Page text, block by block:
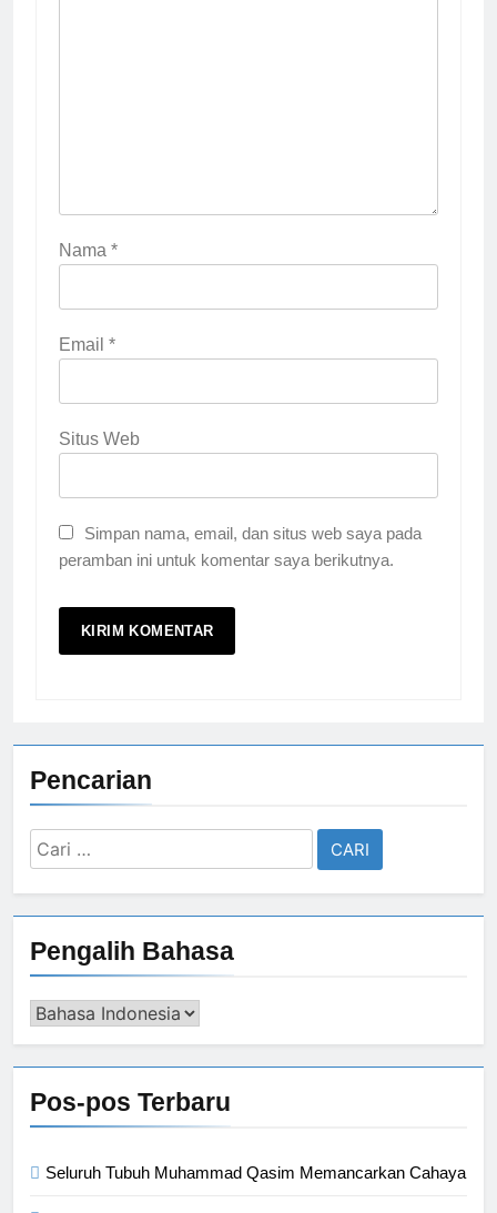
Nama *
Email *
Situs Web
Simpan nama, email, dan situs web saya pada
peramban ini untuk komentar saya berikutnya.
Pencarian
Cari
untuk:
Pengalih Bahasa
Pengalih
Pos-pos Terbaru
Seluruh Tubuh Muhammad Qasim Memancarkan Cahaya